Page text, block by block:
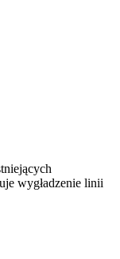
wygładzenie linii